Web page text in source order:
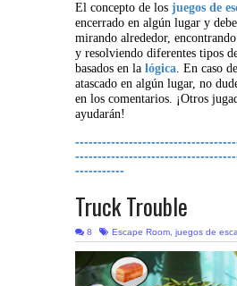
El concepto de los juegos de
encerrado en algún lugar y
mirando alrededor,
y resolviendo diferentes tipos
basados en la lógica. En caso
atascado en algún lugar, no
en los comentarios. ¡Otros
ayudarán!
-----------
Truck Trouble
8 Escape Room, juegos de